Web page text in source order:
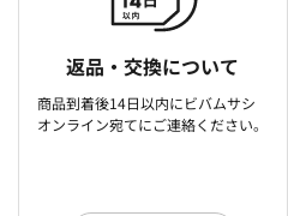
返品・交換について
商品到着後14日以内にビバムサシ
オンライン宛てにご連絡ください。